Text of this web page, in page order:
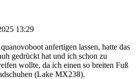
13:29
anfertigen lassen, hatte das
gedrückt hat und ich schon zu
wollte, da ich einen so breiten Fuß
(Lake MX238).